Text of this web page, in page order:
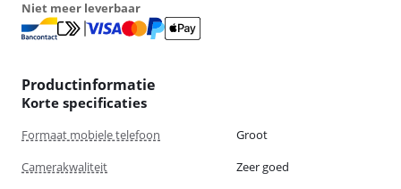
Niet meer leverbaar
Productinformatie
Korte specificaties
Formaat mobiele telefoon
Groot
Camerakwaliteit
Zeer goed